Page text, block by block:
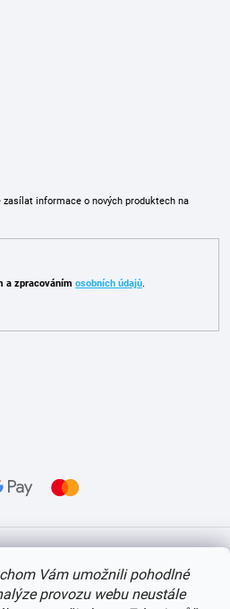
Vám umožnili pohodlné
provozu webu neustále
informace o nových produktech na
a zpracováním osobních údajů.
práva vyhrazena. Upravit nastavení cookies